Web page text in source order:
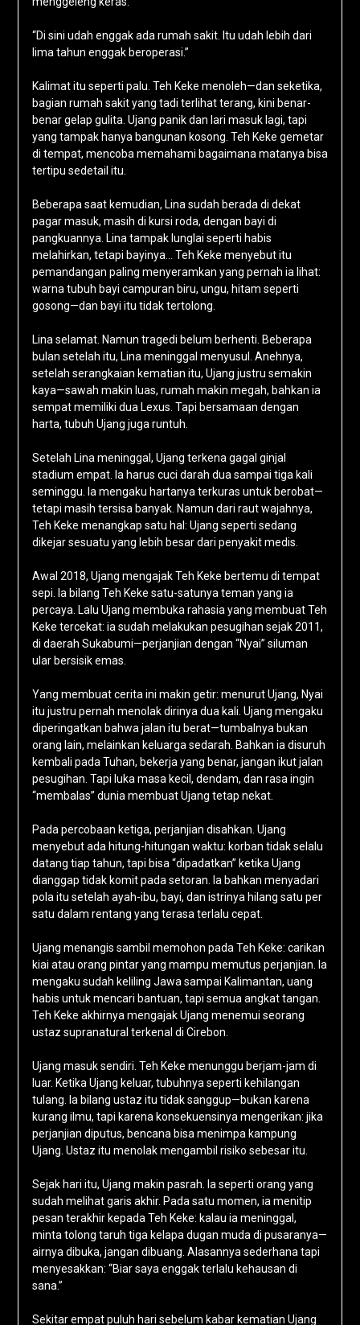
“Di sini udah enggak ada rumah sakit. Itu udah lebih dari
lima tahun enggak beroperasi.”
Kalimat itu seperti palu. Teh Keke menoleh—dan seketika,
bagian rumah sakit yang tadi terlihat terang, kini benar-
benar gelap gulita. Ujang panik dan lari masuk lagi, tapi
yang tampak hanya bangunan kosong. Teh Keke gemetar
di tempat, mencoba memahami bagaimana matanya bisa
tertipu sedetail itu.
Beberapa saat kemudian, Lina sudah berada di dekat
pagar masuk, masih di kursi roda, dengan bayi di
pangkuannya. Lina tampak lunglai seperti habis
melahirkan, tetapi bayinya… Teh Keke menyebut itu
pemandangan paling menyeramkan yang pernah ia lihat:
warna tubuh bayi campuran biru, ungu, hitam seperti
gosong—dan bayi itu tidak tertolong.
Lina selamat. Namun tragedi belum berhenti. Beberapa
bulan setelah itu, Lina meninggal menyusul. Anehnya,
setelah serangkaian kematian itu, Ujang justru semakin
kaya—sawah makin luas, rumah makin megah, bahkan ia
sempat memiliki dua Lexus. Tapi bersamaan dengan
harta, tubuh Ujang juga runtuh.
Setelah Lina meninggal, Ujang terkena gagal ginjal
stadium empat. Ia harus cuci darah dua sampai tiga kali
seminggu. Ia mengaku hartanya terkuras untuk berobat—
tetapi masih tersisa banyak. Namun dari raut wajahnya,
Teh Keke menangkap satu hal: Ujang seperti sedang
dikejar sesuatu yang lebih besar dari penyakit medis.
Awal 2018, Ujang mengajak Teh Keke bertemu di tempat
sepi. Ia bilang Teh Keke satu-satunya teman yang ia
percaya. Lalu Ujang membuka rahasia yang membuat Teh
Keke tercekat: ia sudah melakukan pesugihan sejak 2011,
di daerah Sukabumi—perjanjian dengan “Nyai” siluman
ular bersisik emas.
Yang membuat cerita ini makin getir: menurut Ujang, Nyai
itu justru pernah menolak dirinya dua kali. Ujang mengaku
diperingatkan bahwa jalan itu berat—tumbalnya bukan
orang lain, melainkan keluarga sedarah. Bahkan ia disuruh
kembali pada Tuhan, bekerja yang benar, jangan ikut jalan
pesugihan. Tapi luka masa kecil, dendam, dan rasa ingin
“membalas” dunia membuat Ujang tetap nekat.
Pada percobaan ketiga, perjanjian disahkan. Ujang
menyebut ada hitung-hitungan waktu: korban tidak selalu
datang tiap tahun, tapi bisa “dipadatkan” ketika Ujang
dianggap tidak komit pada setoran. Ia bahkan menyadari
pola itu setelah ayah-ibu, bayi, dan istrinya hilang satu per
satu dalam rentang yang terasa terlalu cepat.
Ujang menangis sambil memohon pada Teh Keke: carikan
kiai atau orang pintar yang mampu memutus perjanjian. Ia
mengaku sudah keliling Jawa sampai Kalimantan, uang
habis untuk mencari bantuan, tapi semua angkat tangan.
Teh Keke akhirnya mengajak Ujang menemui seorang
ustaz supranatural terkenal di Cirebon.
Ujang masuk sendiri. Teh Keke menunggu berjam-jam di
luar. Ketika Ujang keluar, tubuhnya seperti kehilangan
tulang. Ia bilang ustaz itu tidak sanggup—bukan karena
kurang ilmu, tapi karena konsekuensinya mengerikan: jika
perjanjian diputus, bencana bisa menimpa kampung
Ujang. Ustaz itu menolak mengambil risiko sebesar itu.
Sejak hari itu, Ujang makin pasrah. Ia seperti orang yang
sudah melihat garis akhir. Pada satu momen, ia menitip
pesan terakhir kepada Teh Keke: kalau ia meninggal,
minta tolong taruh tiga kelapa dugan muda di pusaranya—
airnya dibuka, jangan dibuang. Alasannya sederhana tapi
menyesakkan: “Biar saya enggak terlalu kehausan di
sana.”
Sekitar empat puluh hari sebelum kabar kematian Ujang